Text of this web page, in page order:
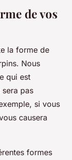
de vos
la forme de
Nous
qui est
pas
si vous
causera
formes